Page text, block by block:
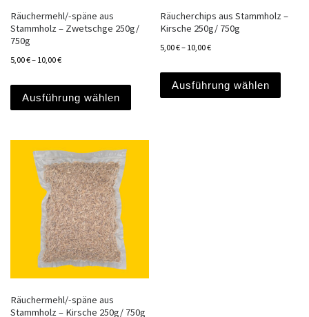
Räuchermehl/-späne aus
Stammholz – Zwetschge 250g/
750g
5,00€– 10,00€
Ausführung wählen
Dieses Produkt weist mehrere Varianten
Räucherchips aus Stammholz –
Kirsche 250g/ 750g
5,00€– 10,00€
Ausführung wählen
Räuchermehl/-späne aus
Stammholz – Kirsche 250g/ 750g